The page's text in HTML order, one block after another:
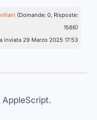
(Domande: 0, Risposte:
1566)
inviata 29 Marzo 2025 17:53